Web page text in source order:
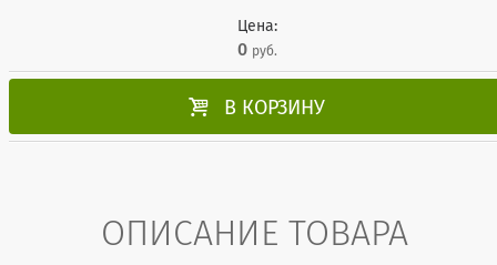
Цена:
0 руб.
 В КОРЗИНУ
ОПИСАНИЕ ТОВАРА